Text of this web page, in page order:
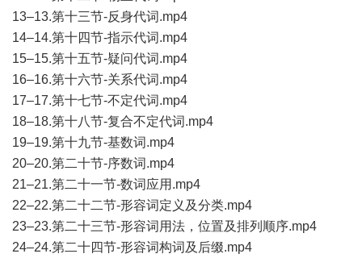
13–13.第十三节-反身代词.mp4
14–14.第十四节-指示代词.mp4
15–15.第十五节-疑问代词.mp4
16–16.第十六节-关系代词.mp4
17–17.第十七节-不定代词.mp4
18–18.第十八节-复合不定代词.mp4
19–19.第十九节-基数词.mp4
20–20.第二十节-序数词.mp4
21–21.第二十一节-数词应用.mp4
22–22.第二十二节-形容词定义及分类.mp4
23–23.第二十三节-形容词用法，位置及排列顺序.mp4
24–24.第二十四节-形容词构词及后缀.mp4